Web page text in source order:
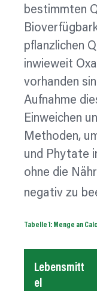
bestimmten
pflanzlichen
inwieweit
vorhanden
Aufnahme
Einweichen
Methoden,
und Phytate
ohne die
negativ zu
Tabelle 1: Menge an
Lebensmitt
el